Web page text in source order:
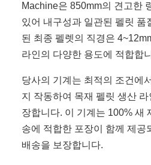
Machine은 850mm의 견고한
있어 내구성과 일관된 펠릿 품
된 최종 펠렛의 직경은
라인의 다양한 용도에 적합합
당사의 기계는 최적의 조건에
지 작동하여 목재 펠릿 생산
장합니다. 이 기계는 100% 새
송에 적합한 포장이 함께 제공
배송을 보장합니다.